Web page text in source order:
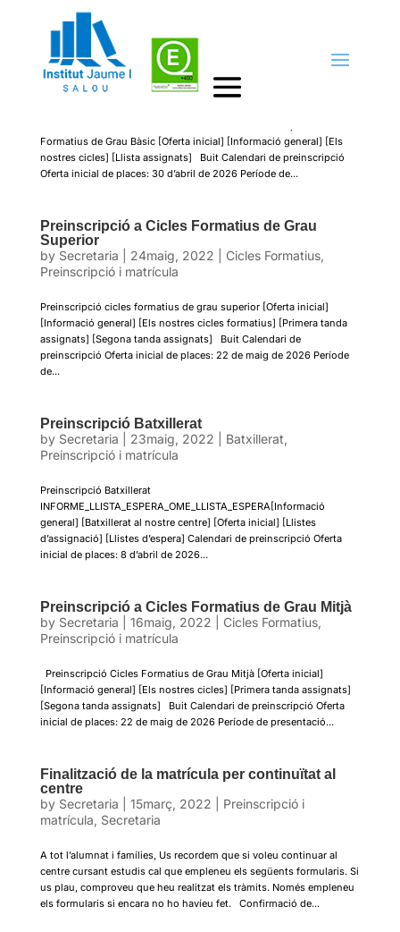
Preinscripció a Cicles de Grau Bàsic
byCap d'estudis 27març, 2025|
matrícula
Formatius de Grau Bàsic [Oferta inicial] [Informació general] [Els
nostres cicles] [Llista assignats] Buit Calendari de preinscripció
Oferta inicial de places: 30 d’abril de 2026 Període de...
Preinscripció a Cicles Formatius de Grau
Superior
by Secretaria 24maig, 2022 Cicles Formatius,
Preinscripció i matrícula
Preinscripció cicles formatius de grau superior [Oferta inicial]
[Informació general] [Els nostres cicles formatius] [Primera tanda
assignats] [Segona tanda assignats] Buit Calendari de
preinscripció Oferta inicial de places: 22 de maig de 2026 Període
de...
Preinscripció Batxillerat
by Secretaria 23maig, 2022 Batxillerat,
Preinscripció i matrícula
Preinscripció Batxillerat
INFORME_LLISTA_ESPERA_OME_LLISTA_ESPERA[Informació
general] [Batxillerat al nostre centre] [Oferta inicial] [Llistes
d’assignació] [Llistes d’espera] Calendari de preinscripció Oferta
inicial de places: 8 d’abril de 2026...
Preinscripció a Cicles Formatius de Grau Mitjà
by Secretaria 16maig, 2022 Cicles Formatius,
Preinscripció i matrícula
Preinscripció Cicles Formatius de Grau Mitjà [Oferta inicial]
[Informació general] [Els nostres cicles] [Primera tanda assignats]
[Segona tanda assignats] Buit Calendari de preinscripció Oferta
inicial de places: 22 de maig de 2026 Període de presentació...
Finalització de la matrícula per continuïtat al
centre
by Secretaria 15març, 2022
Preinscripció i
matrícula, Secretaria
A tot l’alumnat i famílies, Us recordem que si voleu continuar al
centre cursant estudis cal que empleneu els següents formularis. Si
us plau, comproveu que heu realitzat els tràmits. Només empleneu
els formularis si encara no ho havíeu fet. Confirmació de...